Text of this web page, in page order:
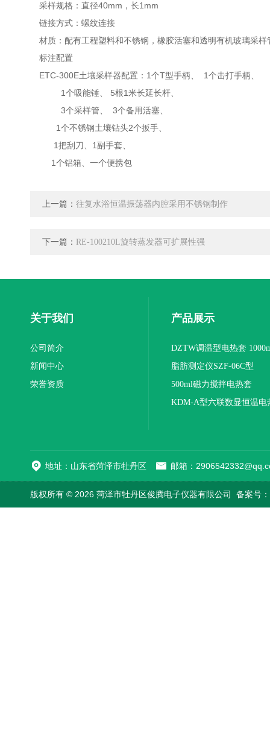
采样规格：直径40mm ，长1mm
链接方式：螺纹连接
材质：配有工程塑料和不锈钢，橡胶活塞和透明有机玻璃采样
标注配置
ETC-300E土壤采样器配置： 1个T型手柄、 1个击打手柄、
1个吸能锤、 5根1米长延长杆、
3个采样管、 3个备用活塞、
1个不锈钢土壤钻头2个扳手、
1把刮刀、 1副手套、
1个铝箱、一个便携包
上一篇： 往复水浴恒温振荡器内腔采用不锈钢制作
下一篇： RE-100210L旋转蒸发器可扩展性强
关于我们
公司简介
新闻中心
荣誉资质
产品展示
DZTW调温型电热套
联
脂肪测定仪SZF-06C型
500ml磁力搅拌电热套
KDM-A型六联数显恒温电
地址：山东省菏泽市牡丹区 邮箱：
版权所有 © 2026 菏泽市牡丹区俊腾电子仪器有限公司 备案号